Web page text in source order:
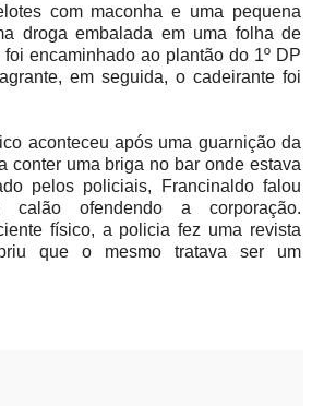
com maconha e uma pequena
droga embalada em uma folha de
encaminhado ao plantão do 1º DP
em seguida, o cadeirante foi
aconteceu após uma guarnição da
conter uma briga no bar onde estava
pelos policiais, Francinaldo falou
calão ofendendo a corporação.
físico, a policia fez uma revista
que o mesmo tratava ser um